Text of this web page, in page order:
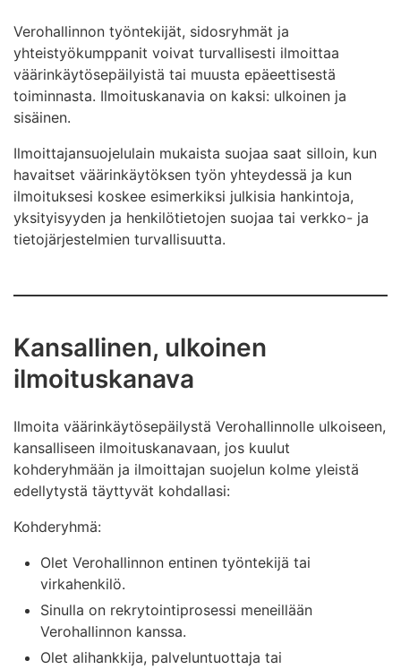
Verohallinnon työntekijät, sidosryhmät ja
yhteistyökumppanit voivat turvallisesti ilmoittaa
väärinkäytösepäilyistä tai muusta epäeettisestä
toiminnasta. Ilmoituskanavia on kaksi: ulkoinen ja
sisäinen.
Ilmoittajansuojelulain mukaista suojaa saat silloin, kun
havaitset väärinkäytöksen työn yhteydessä ja kun
ilmoituksesi koskee esimerkiksi julkisia hankintoja,
yksityisyyden ja henkilötietojen suojaa tai verkko- ja
tietojärjestelmien turvallisuutta.
Kansallinen, ulkoinen
ilmoituskanava
Ilmoita väärinkäytösepäilystä Verohallinnolle ulkoiseen,
kansalliseen ilmoituskanavaan, jos kuulut
kohderyhmään ja ilmoittajan suojelun kolme yleistä
edellytystä täyttyvät kohdallasi:
Kohderyhmä:
Olet Verohallinnon entinen työntekijä tai
virkahenkilö.
Sinulla on rekrytointiprosessi meneillään
Verohallinnon kanssa.
Olet alihankkija, palveluntuottaja tai